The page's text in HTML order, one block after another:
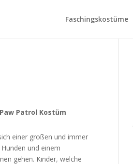
Faschingskostüme
Paw Patrol Kostüm
einer großen und immer
und einem
gehen. Kinder, welche